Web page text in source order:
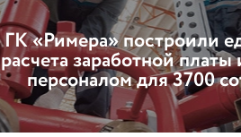
«Римера» построили
расчета заработной
персоналом для 3700